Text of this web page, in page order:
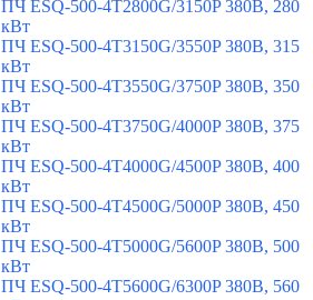
ПЧ ESQ-500-4T2800G/3150P 380В, 280
кВт
ПЧ ESQ-500-4T3150G/3550P 380В, 315
кВт
ПЧ ESQ-500-4T3550G/3750P 380В, 350
кВт
ПЧ ESQ-500-4T3750G/4000P 380В, 375
кВт
ПЧ ESQ-500-4T4000G/4500P 380В, 400
кВт
ПЧ ESQ-500-4T4500G/5000P 380В, 450
кВт
ПЧ ESQ-500-4T5000G/5600P 380В, 500
кВт
ПЧ ESQ-500-4T5600G/6300P 380В, 560